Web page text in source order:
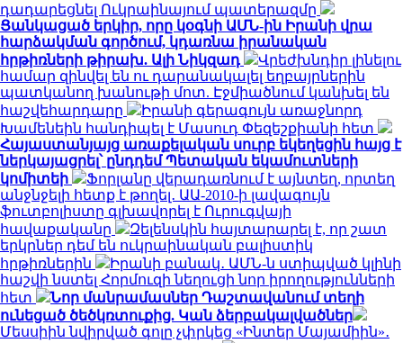
դադարեցնել Ուկրաինայում պատերազմը
Ցանկացած երկիր, որը կօգնի ԱՄՆ-ին Իրանի վրա
հարձակման գործում, կդառնա իրանական
հրթիռների թիրախ. Ալի Նիկզադ
Վրեժխնդիր լինելու
համար զինվել են ու դարանակալել եղբայրներին
պատկանող խանութի մոտ. Էջմիածնում կանխել են
հաշվեհարդարը
Իրանի գերագույն առաջնորդ
Խամենեին հանդիպել է Մասուդ Փեզեշքիանի հետ
Հայաստանյայց առաքելական սուրբ եկեղեցին հայց է
ներկայացրել՝ ընդդեմ Պետական եկամուտների
կոմիտեի
Ֆորլանը վերադառնում է այնտեղ, որտեղ
անջնջելի հետք է թողել․ ԱԱ-2010-ի լավագույն
ֆուտբոլիստը գլխավորել է Ուրուգվայի
հավաքականը
Զելենսկին հայտարարել է, որ շատ
երկրներ դեմ են ուկրաինական բալիստիկ
հրթիռներին
Իրանի բանակ․ ԱՄՆ-ն ստիպված կլինի
հաշվի նստել Հորմուզի նեղուցի նոր իրողությունների
հետ
Նոր մանրամասներ Դաշտավանում տեղի
ունեցած ծեծկռտուքից. Կան ձերբակալվածներ
Մեսսիին նվիրված գոլը չփրկեց «Ինտեր Մայամիին»․